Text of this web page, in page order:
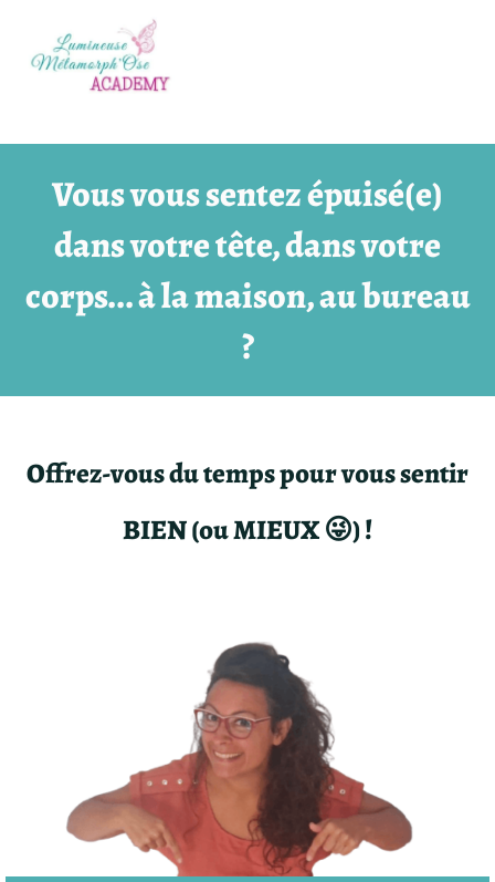
Vous vous sentez épuisé(e)
dans votre tête, dans votre
corps... à la maison, au bureau
?
Offrez-vous du temps pour vous sentir
BIEN (ou MIEUX 😜) !